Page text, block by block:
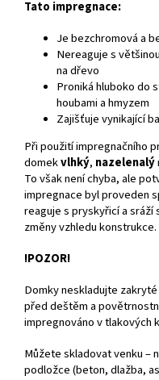
Tato impregnace:
Je bezchromová a
Nereaguje s
na dřevo
Proniká hluboko do
houbami a hmyzem
Zajišťuje vynikající
Při použití impregnačního
domekvlhký, nazelenalý
To však není chyba, ale
impregnace byl proveden
reaguje s pryskyřicí a
změny vzhledu konstrukce.
!POZOR!
Domky neskladujte
před deštěm a
impregnováno v tlakových
Můžete skladovat venku –
podložce (beton, dlažba,